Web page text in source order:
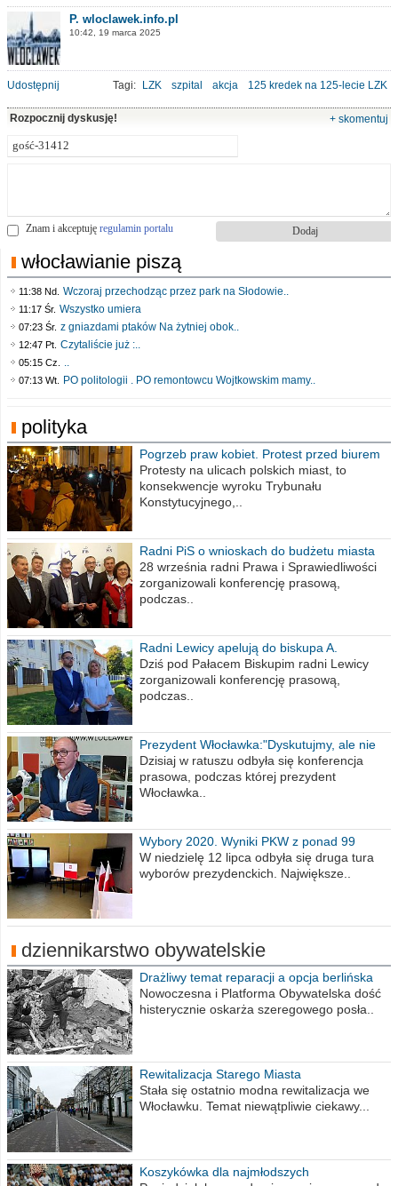
P. wloclawek.info.pl
10:42, 19 marca 2025
Udostępnij Tagi: LZK szpital akcja 125 kredek na 125-lecie LZK
Rozpocznij dyskusję! + skomentuj
Znam i akceptuję regulamin portalu
włocławianie piszą
11:38 Nd. Wczoraj przechodząc przez park na Słodowie..
11:17 Śr. Wszystko umiera
07:23 Śr. z gniazdami ptaków Na żytniej obok..
12:47 Pt. Czytaliście już :..
05:15 Cz. ..
07:13 Wt. PO politologii . PO remontowcu Wojtkowskim mamy..
polityka
Pogrzeb praw kobiet. Protest przed biurem
poselskim PiS
Protesty na ulicach polskich miast, to
konsekwencje wyroku Trybunału
Konstytucyjnego,..
Radni PiS o wnioskach do budżetu miasta
na 2021 rok
28 września radni Prawa i Sprawiedliwości
zorganizowali konferencję prasową,
podczas..
Radni Lewicy apelują do biskupa A.
Wiesława Meringa
Dziś pod Pałacem Biskupim radni Lewicy
zorganizowali konferencję prasową,
podczas..
Prezydent Włocławka:"Dyskutujmy, ale nie
obrażajmy się”
Dzisiaj w ratuszu odbyła się konferencja
prasowa, podczas której prezydent
Włocławka..
Wybory 2020. Wyniki PKW z ponad 99
procent obwodów
W niedzielę 12 lipca odbyła się druga tura
wyborów prezydenckich. Największe..
dziennikarstwo obywatelskie
Drażliwy temat reparacji a opcja berlińska
Nowoczesna i Platforma Obywatelska dość
histerycznie oskarża szeregowego posła..
Rewitalizacja Starego Miasta
Stała się ostatnio modna rewitalizacja we
Włocławku. Temat niewątpliwie ciekawy...
Koszykówka dla najmłodszych